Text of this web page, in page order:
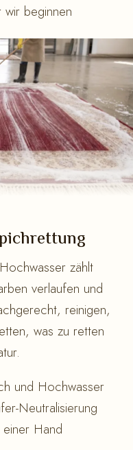
wir beginnen
zählt
verlaufen und
reinigen,
was zu retten
und Hochwasser
Neutralisierung
einer Hand